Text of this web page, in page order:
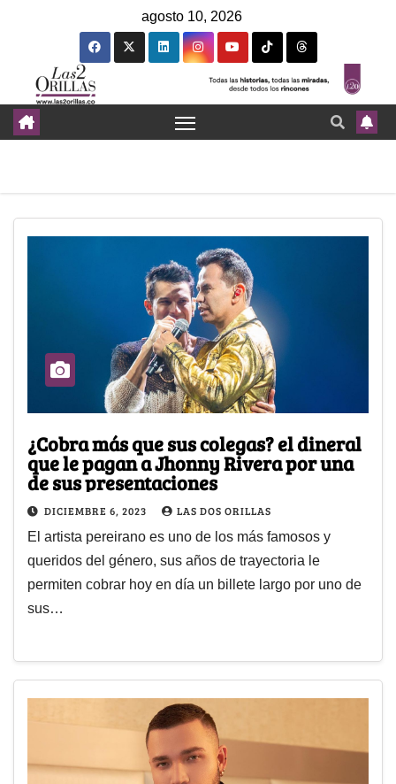
agosto 10, 2026
¿Cobra más que sus colegas? el dineral
que le pagan a Jhonny Rivera por una
de sus presentaciones
DICIEMBRE 6, 2023 LAS DOS ORILLAS
El artista pereirano es uno de los más famosos y
queridos del género, sus años de trayectoria le
permiten cobrar hoy en día un billete largo por uno de
sus…